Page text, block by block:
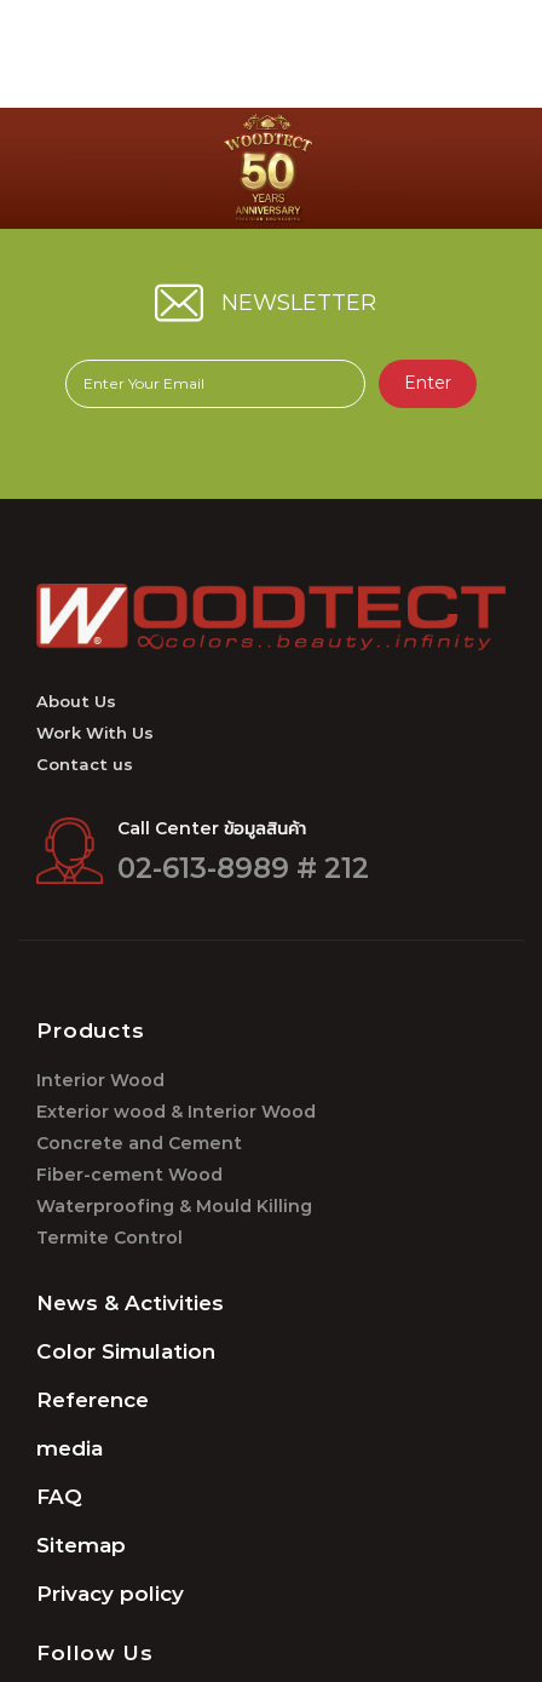
ษัทฯ แต่อย่างใด
บริษัทฯ ขออภัยกับเหตุการณ์ที่เกิดขึ้น และให้ความเคารพต่อ บริษัท
ในฐานะผู้ประกอบการในอุตสาหกรรมเดียวกัน บริษัทฯ จึงได้เร่ง
โดยตลอด
NEWSLETTER
Enter
About Us
Work With Us
Contact us
Call Center ข้อมูลสินค้า
02-613-8989 # 212
Products
Interior Wood
Exterior wood & Interior Wood
Concrete and Cement
Fiber-cement Wood
Waterproofing & Mould Killing
Termite Control
News & Activities
Color Simulation
Reference
media
FAQ
Sitemap
Privacy policy
Follow Us